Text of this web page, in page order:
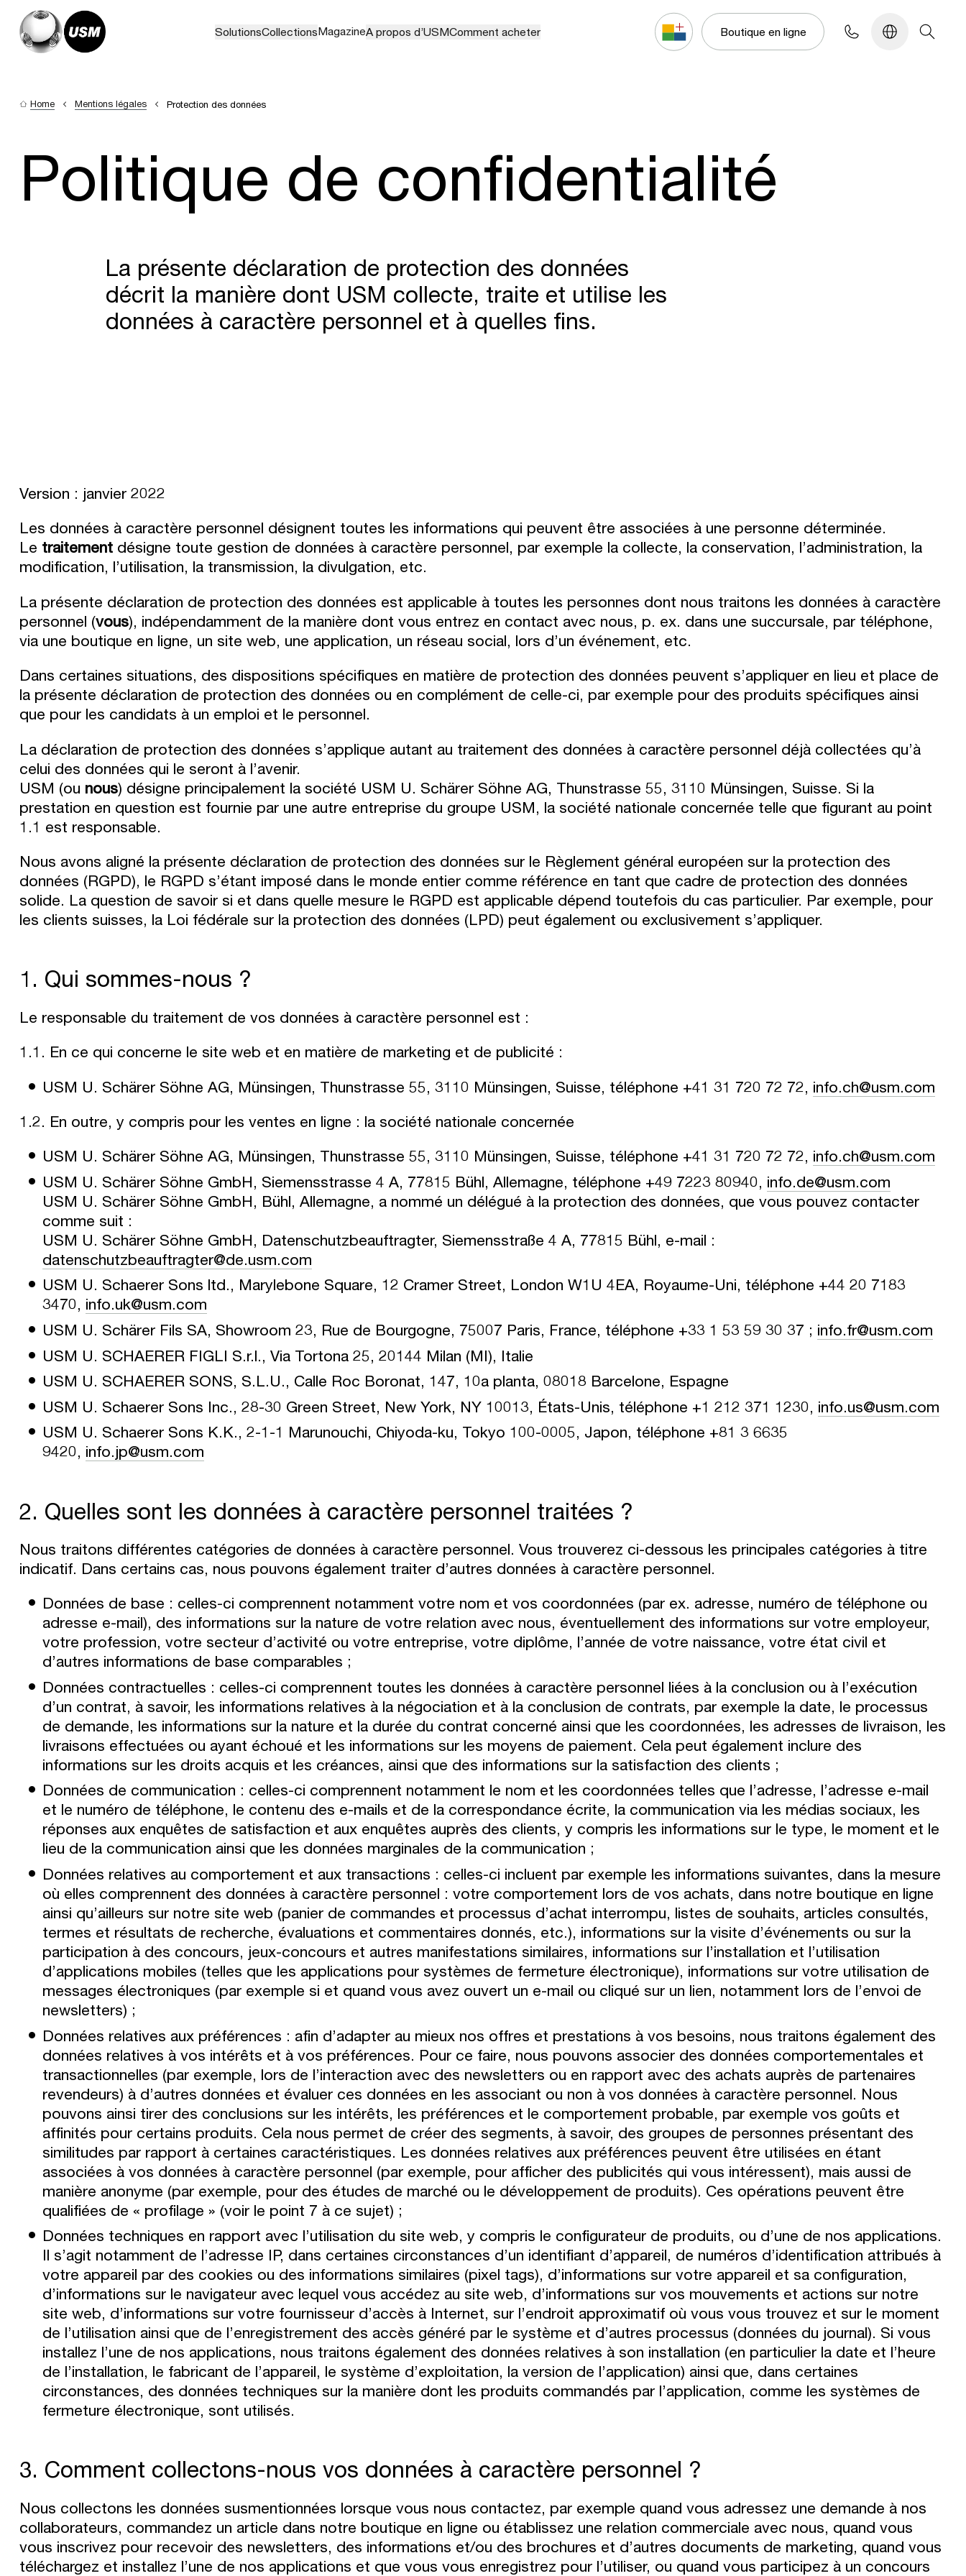
SolutionsCollectionsMagazineA propos d’USMComment acheter ConfigurateurBoutique en ligne
Home Mentions légales Protection des données
Politique de confidentialité
La présente déclaration de protection des données
décrit la manière dont USM collecte, traite et utilise les
données à caractère personnel et à quelles fins.
Version : janvier 2022
Les données à caractère personnel désignent toutes les informations qui peuvent être associées à une personne déterminée.
Le traitement désigne toute gestion de données à caractère personnel, par exemple la collecte, la conservation, l’administration, la
modification, l’utilisation, la transmission, la divulgation, etc.
La présente déclaration de protection des données est applicable à toutes les personnes dont nous traitons les données à caractère
personnel (vous), indépendamment de la manière dont vous entrez en contact avec nous, p. ex. dans une succursale, par téléphone,
via une boutique en ligne, un site web, une application, un réseau social, lors d’un événement, etc.
Dans certaines situations, des dispositions spécifiques en matière de protection des données peuvent s’appliquer en lieu et place de
la présente déclaration de protection des données ou en complément de celle-ci, par exemple pour des produits spécifiques ainsi
que pour les candidats à un emploi et le personnel.
La déclaration de protection des données s’applique autant au traitement des données à caractère personnel déjà collectées qu’à
celui des données qui le seront à l’avenir.
USM (ou nous) désigne principalement la société USM U. Schärer Söhne AG, Thunstrasse 55, 3110 Münsingen, Suisse. Si la
prestation en question est fournie par une autre entreprise du groupe USM, la société nationale concernée telle que figurant au point
1.1 est responsable.
Nous avons aligné la présente déclaration de protection des données sur le Règlement général européen sur la protection des
données (RGPD), le RGPD s’étant imposé dans le monde entier comme référence en tant que cadre de protection des données
solide. La question de savoir si et dans quelle mesure le RGPD est applicable dépend toutefois du cas particulier. Par exemple, pour
les clients suisses, la Loi fédérale sur la protection des données (LPD) peut également ou exclusivement s’appliquer.
1. Qui sommes-nous ?
Le responsable du traitement de vos données à caractère personnel est :
1.1. En ce qui concerne le site web et en matière de marketing et de publicité :
USM U. Schärer Söhne AG, Münsingen, Thunstrasse 55, 3110 Münsingen, Suisse, téléphone +41 31 720 72 72, info.ch@usm.com
1.2. En outre, y compris pour les ventes en ligne : la société nationale concernée
USM U. Schärer Söhne AG, Münsingen, Thunstrasse 55, 3110 Münsingen, Suisse, téléphone +41 31 720 72 72, info.ch@usm.com
USM U. Schärer Söhne GmbH, Siemensstrasse 4 A, 77815 Bühl, Allemagne, téléphone +49 7223 80940, info.de@usm.com
USM U. Schärer Söhne GmbH, Bühl, Allemagne, a nommé un délégué à la protection des données, que vous pouvez contacter
comme suit :
USM U. Schärer Söhne GmbH, Datenschutzbeauftragter, Siemensstraße 4 A, 77815 Bühl, e-mail :
datenschutzbeauftragter@de.usm.com
USM U. Schaerer Sons ltd., Marylebone Square, 12 Cramer Street, London W1U 4EA, Royaume-Uni, téléphone +44 20 7183
3470, info.uk@usm.com
USM U. Schärer Fils SA, Showroom 23, Rue de Bourgogne, 75007 Paris, France, téléphone +33 1 53 59 30 37 ; info.fr@usm.com
USM U. SCHAERER FIGLI S.r.l., Via Tortona 25, 20144 Milan (MI), Italie
USM U. SCHAERER SONS, S.L.U., Calle Roc Boronat, 147, 10a planta, 08018 Barcelone, Espagne
USM U. Schaerer Sons Inc., 28-30 Green Street, New York, NY 10013, États-Unis, téléphone +1 212 371 1230, info.us@usm.com
USM U. Schaerer Sons K.K., 2-1-1 Marunouchi, Chiyoda-ku, Tokyo 100-0005, Japon, téléphone +81 3 6635
9420, info.jp@usm.com
2. Quelles sont les données à caractère personnel traitées ?
Nous traitons différentes catégories de données à caractère personnel. Vous trouverez ci-dessous les principales catégories à titre
indicatif. Dans certains cas, nous pouvons également traiter d’autres données à caractère personnel.
Données de base : celles-ci comprennent notamment votre nom et vos coordonnées (par ex. adresse, numéro de téléphone ou
adresse e-mail), des informations sur la nature de votre relation avec nous, éventuellement des informations sur votre employeur,
votre profession, votre secteur d’activité ou votre entreprise, votre diplôme, l’année de votre naissance, votre état civil et
d’autres informations de base comparables ;
Données contractuelles : celles-ci comprennent toutes les données à caractère personnel liées à la conclusion ou à l’exécution
d’un contrat, à savoir, les informations relatives à la négociation et à la conclusion de contrats, par exemple la date, le processus
de demande, les informations sur la nature et la durée du contrat concerné ainsi que les coordonnées, les adresses de livraison, les
livraisons effectuées ou ayant échoué et les informations sur les moyens de paiement. Cela peut également inclure des
informations sur les droits acquis et les créances, ainsi que des informations sur la satisfaction des clients ;
Données de communication : celles-ci comprennent notamment le nom et les coordonnées telles que l’adresse, l’adresse e-mail
et le numéro de téléphone, le contenu des e-mails et de la correspondance écrite, la communication via les médias sociaux, les
réponses aux enquêtes de satisfaction et aux enquêtes auprès des clients, y compris les informations sur le type, le moment et le
lieu de la communication ainsi que les données marginales de la communication ;
Données relatives au comportement et aux transactions : celles-ci incluent par exemple les informations suivantes, dans la mesure
où elles comprennent des données à caractère personnel : votre comportement lors de vos achats, dans notre boutique en ligne
ainsi qu’ailleurs sur notre site web (panier de commandes et processus d’achat interrompu, listes de souhaits, articles consultés,
termes et résultats de recherche, évaluations et commentaires donnés, etc.), informations sur la visite d’événements ou sur la
participation à des concours, jeux-concours et autres manifestations similaires, informations sur l’installation et l’utilisation
d’applications mobiles (telles que les applications pour systèmes de fermeture électronique), informations sur votre utilisation de
messages électroniques (par exemple si et quand vous avez ouvert un e-mail ou cliqué sur un lien, notamment lors de l’envoi de
newsletters) ;
Données relatives aux préférences : afin d’adapter au mieux nos offres et prestations à vos besoins, nous traitons également des
données relatives à vos intérêts et à vos préférences. Pour ce faire, nous pouvons associer des données comportementales et
transactionnelles (par exemple, lors de l’interaction avec des newsletters ou en rapport avec des achats auprès de partenaires
revendeurs) à d’autres données et évaluer ces données en les associant ou non à vos données à caractère personnel. Nous
pouvons ainsi tirer des conclusions sur les intérêts, les préférences et le comportement probable, par exemple vos goûts et
affinités pour certains produits. Cela nous permet de créer des segments, à savoir, des groupes de personnes présentant des
similitudes par rapport à certaines caractéristiques. Les données relatives aux préférences peuvent être utilisées en étant
associées à vos données à caractère personnel (par exemple, pour afficher des publicités qui vous intéressent), mais aussi de
manière anonyme (par exemple, pour des études de marché ou le développement de produits). Ces opérations peuvent être
qualifiées de « profilage » (voir le point 7 à ce sujet) ;
Données techniques en rapport avec l’utilisation du site web, y compris le configurateur de produits, ou d’une de nos applications.
Il s’agit notamment de l’adresse IP, dans certaines circonstances d’un identifiant d’appareil, de numéros d’identification attribués à
votre appareil par des cookies ou des informations similaires (pixel tags), d’informations sur votre appareil et sa configuration,
d’informations sur le navigateur avec lequel vous accédez au site web, d’informations sur vos mouvements et actions sur notre
site web, d’informations sur votre fournisseur d’accès à Internet, sur l’endroit approximatif où vous vous trouvez et sur le moment
de l’utilisation ainsi que de l’enregistrement des accès généré par le système et d’autres processus (données du journal). Si vous
installez l’une de nos applications, nous traitons également des données relatives à son installation (en particulier la date et l’heure
de l’installation, le fabricant de l’appareil, le système d’exploitation, la version de l’application) ainsi que, dans certaines
circonstances, des données techniques sur la manière dont les produits commandés par l’application, comme les systèmes de
fermeture électronique, sont utilisés.
3. Comment collectons-nous vos données à caractère personnel ?
Nous collectons les données susmentionnées lorsque vous nous contactez, par exemple quand vous adressez une demande à nos
collaborateurs, commandez un article dans notre boutique en ligne ou établissez une relation commerciale avec nous, quand vous
vous inscrivez pour recevoir des newsletters, des informations et/ou des brochures et d’autres documents de marketing, quand vous
téléchargez et installez l’une de nos applications et que vous vous enregistrez pour l’utiliser, ou quand vous participez à un concours